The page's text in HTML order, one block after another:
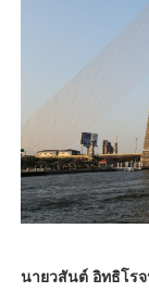
นายวสันต์ อิทธิโร